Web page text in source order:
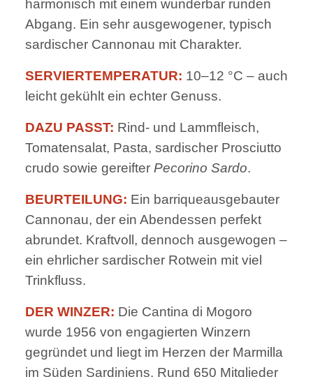
harmonisch mit einem wunderbar runden
Abgang. Ein sehr ausgewogener, typisch
sardischer Cannonau mit Charakter.
SERVIERTEMPERATUR: 10–12 °C – auch
leicht gekühlt ein echter Genuss.
DAZU PASST: Rind- und Lammfleisch,
Tomatensalat, Pasta, sardischer Prosciutto
crudo sowie gereifter Pecorino Sardo.
BEURTEILUNG: Ein barriqueausgebauter
Cannonau, der ein Abendessen perfekt
abrundet. Kraftvoll, dennoch ausgewogen –
ein ehrlicher sardischer Rotwein mit viel
Trinkfluss.
DER WINZER: Die Cantina di Mogoro
wurde 1956 von engagierten Winzern
gegründet und liegt im Herzen der Marmilla
im Süden Sardiniens. Rund 650 Mitglieder